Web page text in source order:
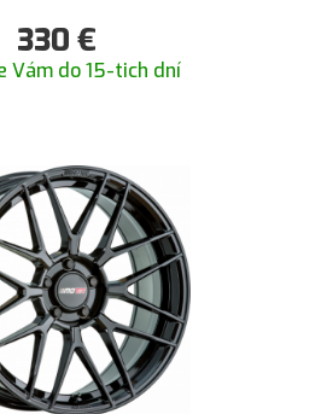
330 €
Vám do 15-tich dní